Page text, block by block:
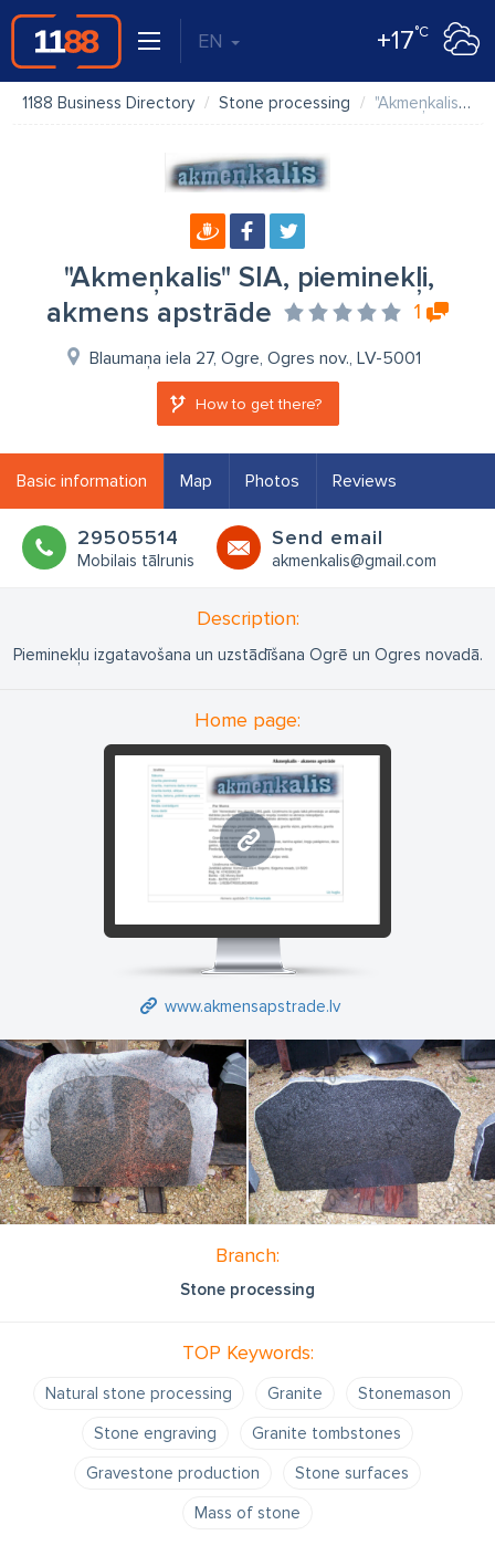
EN +17°C
1188 Business Directory Stone processing "Akmeņkalis" SIA, pieminekļi, akmens apstrāde
"Akmeņkalis" SIA, pieminekļi,
akmens apstrāde
1
Blaumaņa iela 27, Ogre, Ogres nov., LV-5001
How to get there?
Basic information Map Photos Reviews
29505514
Mobilais tālrunis
Send email
akmenkalis@gmail.com
Description:
Pieminekļu izgatavošana un uzstādīšana Ogrē un Ogres novadā.
Home page:
www.akmensapstrade.lv
www.akmensapstrade.lv
Branch:
Stone processing
TOP Keywords:
Natural stone processing Granite
Stonemason
Stone engraving
Granite tombstones
Gravestone production
Stone surfaces
Mass of stone